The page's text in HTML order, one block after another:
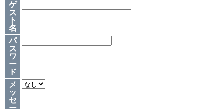
ゲ
ス
ト
名
パ
ス
ワ
ー
ド
メ
ッ
セ